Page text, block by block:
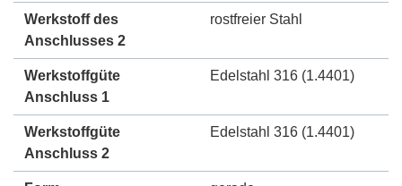
Werkstoff des
Anschlusses 2
rostfreier Stahl
Werkstoffgüte
Anschluss 1
Edelstahl 316 (1.4401)
Werkstoffgüte
Anschluss 2
Edelstahl 316 (1.4401)